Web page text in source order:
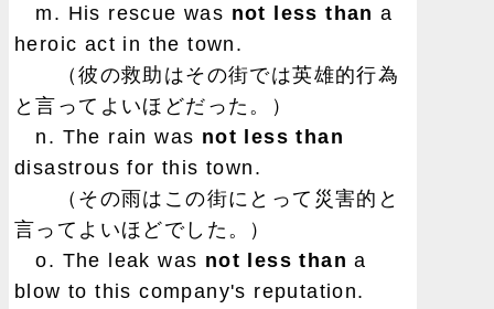
m. His rescue was not less than a
heroic act in the town.
（彼の救助はその街では英雄的行為
と言ってよいほどだった。）
n. The rain was not less than
disastrous for this town.
（その雨はこの街にとって災害的と
言ってよいほどでした。）
o. The leak was not less than a
blow to this company's reputation.